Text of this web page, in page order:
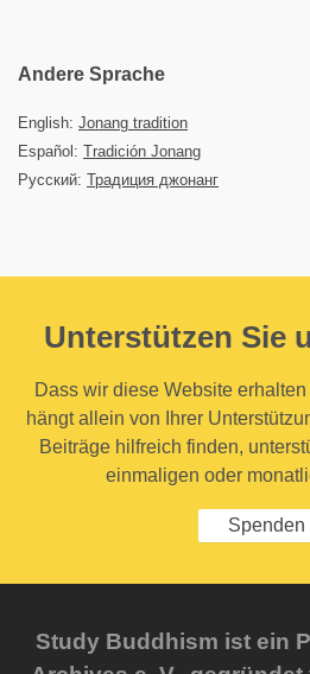
Andere Sprache
English: Jonang tradition
Español: Tradición Jonang
Русский: Традиция джонанг
Unterstützen Sie
Dass wir diese Website
hängt allein von Ihrer
Beiträge hilfreich finden,
einmaligen oder
Spenden
Study Buddhism ist ein